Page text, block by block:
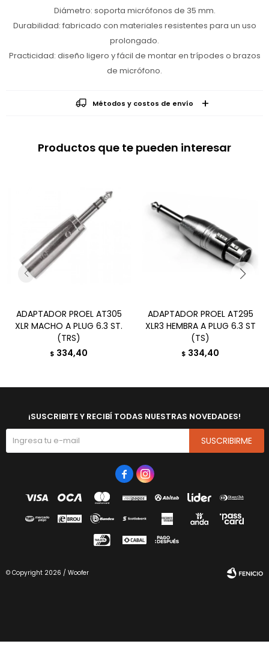
Diámetro: soporta micrófonos de 35 mm.
Durabilidad: fabricado con materiales resistentes para un uso
prolongado.
Practicidad: diseño ligero y fácil de montar en trípodes o brazos
de micrófono.
Métodos y costos de envío
Productos que te pueden interesar
ADAPTADOR PROEL AT305
XLR MACHO A PLUG 6.3 ST.
(TRS)
$ 334,40
ADAPTADOR PROEL AT295
XLR3 HEMBRA A PLUG 6.3 ST
(TS)
$ 334,40
¡SUSCRIBITE Y RECIBÍ TODAS NUESTRAS NOVEDADES!
SUSCRIBIRME
 
© Copyright 2026 / Woofer